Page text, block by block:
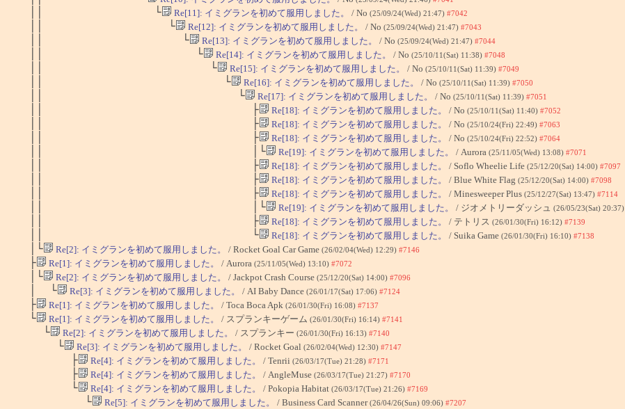
││ └ Re[11]: イミグランを初めて服用しました。 / No (25/09/24(Wed) 21:47) #7042
││ └ Re[12]: イミグランを初めて服用しました。 / No (25/09/24(Wed) 21:47) #7043
││ └ Re[13]: イミグランを初めて服用しました。 / No (25/09/24(Wed) 21:47) #7044
││ └ Re[14]: イミグランを初めて服用しました。 / No (25/10/11(Sat) 11:38) #7048
││ └ Re[15]: イミグランを初めて服用しました。 / No (25/10/11(Sat) 11:39) #7049
││ └ Re[16]: イミグランを初めて服用しました。 / No (25/10/11(Sat) 11:39) #7050
││ └ Re[17]: イミグランを初めて服用しました。 / No (25/10/11(Sat) 11:39) #7051
││ ├ Re[18]: イミグランを初めて服用しました。 / No (25/10/11(Sat) 11:40) #7052
││ ├ Re[18]: イミグランを初めて服用しました。 / No (25/10/24(Fri) 22:49) #7063
││ ├ Re[18]: イミグランを初めて服用しました。 / No (25/10/24(Fri) 22:52) #7064
││ │└ Re[19]: イミグランを初めて服用しました。 / Aurora (25/11/05(Wed) 13:08) #7071
││ ├ Re[18]: イミグランを初めて服用しました。 / Soflo Wheelie Life (25/12/20(Sat) 14:00) #7097
││ ├ Re[18]: イミグランを初めて服用しました。 / Blue White Flag (25/12/20(Sat) 14:00) #7098
││ ├ Re[18]: イミグランを初めて服用しました。 / Minesweeper Plus (25/12/27(Sat) 13:47) #7114
││ │└ Re[19]: イミグランを初めて服用しました。 / ジオメトリーダッシュ (26/05/23(Sat) 20:37)
││ ├ Re[18]: イミグランを初めて服用しました。 / テトリス (26/01/30(Fri) 16:12) #7139
││ └ Re[18]: イミグランを初めて服用しました。 / Suika Game (26/01/30(Fri) 16:10) #7138
│└ Re[2]: イミグランを初めて服用しました。 / Rocket Goal Car Game (26/02/04(Wed) 12:29) #7146
├ Re[1]: イミグランを初めて服用しました。 / Aurora (25/11/05(Wed) 13:10) #7072
│└ Re[2]: イミグランを初めて服用しました。 / Jackpot Crash Course (25/12/20(Sat) 14:00) #7096
│ └ Re[3]: イミグランを初めて服用しました。 / AI Baby Dance (26/01/17(Sat) 17:06) #7124
├ Re[1]: イミグランを初めて服用しました。 / Toca Boca Apk (26/01/30(Fri) 16:08) #7137
└ Re[1]: イミグランを初めて服用しました。 / スプランキーゲーム (26/01/30(Fri) 16:14) #7141
└ Re[2]: イミグランを初めて服用しました。 / スプランキー (26/01/30(Fri) 16:13) #7140
└ Re[3]: イミグランを初めて服用しました。 / Rocket Goal (26/02/04(Wed) 12:30) #7147
├ Re[4]: イミグランを初めて服用しました。 / Tenrii (26/03/17(Tue) 21:28) #7171
├ Re[4]: イミグランを初めて服用しました。 / AngleMuse (26/03/17(Tue) 21:27) #7170
└ Re[4]: イミグランを初めて服用しました。 / Pokopia Habitat (26/03/17(Tue) 21:26) #7169
└ Re[5]: イミグランを初めて服用しました。 / Business Card Scanner(26/04/26(Sun) 09:06) #7207